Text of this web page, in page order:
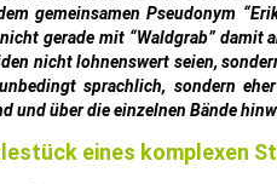
gemeinsamen Pseudonym
gerade mit “Waldgrab” damit
nicht lohnenswert seien,
sprachlich, sondern
und über die einzelnen Bände
eines komplexen